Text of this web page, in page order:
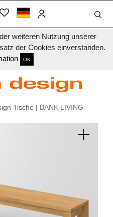
weiteren Nutzung unserer
der Cookies einverstanden.
OK
Tische | BANK LIVING